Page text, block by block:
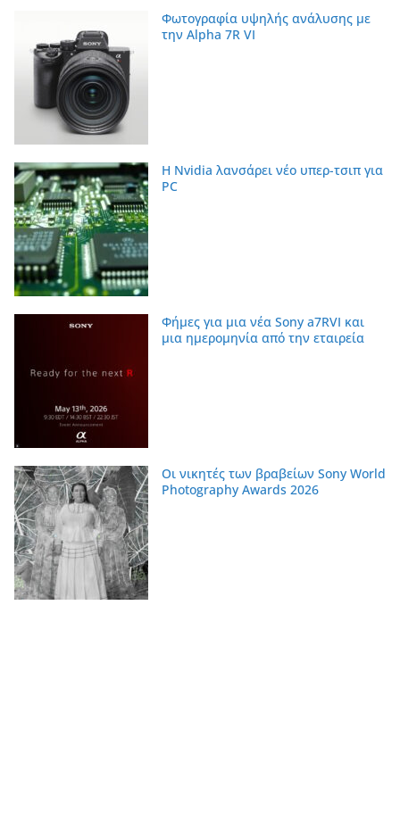
Φωτογραφία υψηλής ανάλυσης με
την Alpha 7R VI
Η Nvidia λανσάρει νέο υπερ-τσιπ για
PC
Φήμες για μια νέα Sony a7RVI και
μια ημερομηνία από την εταιρεία
Οι νικητές των βραβείων Sony World
Photography Awards 2026